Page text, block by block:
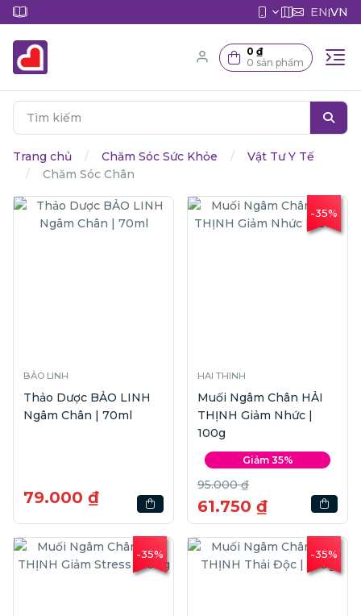
EN|VN
0 ₫
0 sản phẩm
Trang chủ Chăm Sóc Sức Khỏe
Vật Tư Y Tế
Chăm Sóc Chân
BẢO LINH
Thảo Dược BẢO LINH
Ngâm Chân | 70ml
79.000 ₫
-35%
HAI THINH
Muối Ngâm Chân HẢI
THỊNH Giảm Nhức |
100g
Giảm 35%
95.000 ₫
61.750 ₫
-35% -35%